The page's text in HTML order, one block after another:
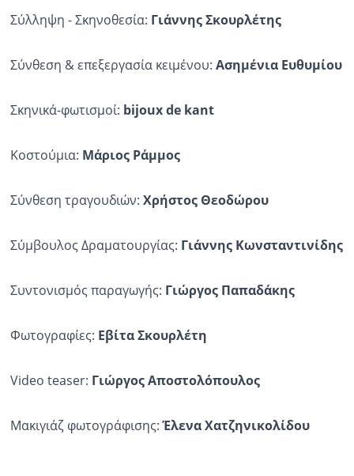
Σύλληψη - Σκηνοθεσία: Γιάννης Σκουρλέτης
Σύνθεση & επεξεργασία κειμένου: Ασημένια Ευθυμίου
Σκηνικά-φωτισμοί: bijoux de kant
Κοστούμια: Μάριος Ράμμος
Σύνθεση τραγουδιών: Χρήστος Θεοδώρου
Σύμβουλος Δραματουργίας: Γιάννης Κωνσταντινίδης
Συντονισμός παραγωγής: Γιώργος Παπαδάκης
Φωτογραφίες: Εβίτα Σκουρλέτη
Video teaser: Γιώργος Αποστολόπουλος
Μακιγιάζ φωτογράφισης:Έλενα Χατζηνικολίδου